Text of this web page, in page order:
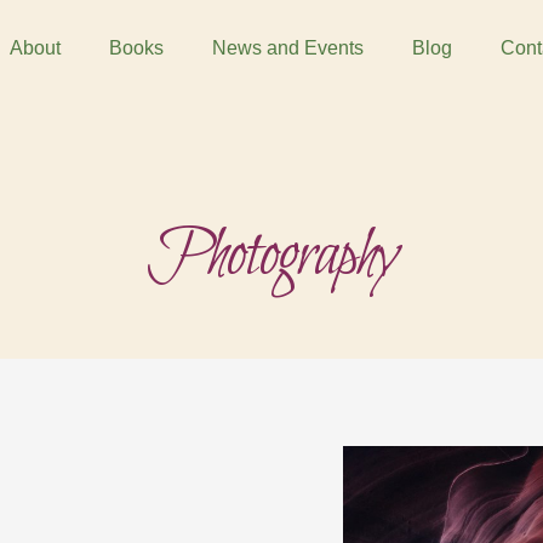
About Books News and Events Blog
Photography